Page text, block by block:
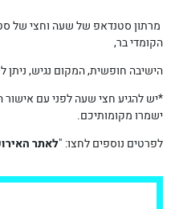
מרתון סטנדאפ של שעה וחצי של
הקומדי בר,
הישיבה חופשית, המקום נגיש, ניתן
*יש להגיע חצי שעה לפני עם
ישמרו מקומותיכם.
לפרטים נוספים לחצו: "לאתר